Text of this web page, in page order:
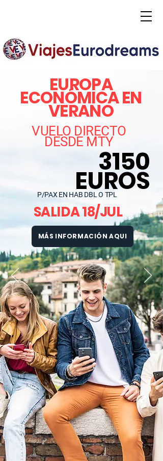
EUROPA
ECONÓMICA EN
VERANO
VUELO DIRECTO
DESDE MTY
3150
EUROS
P/PAX EN HAB DBL O TPL
SALIDA 18/JUL
MÁS INFORMACIÓN AQUI